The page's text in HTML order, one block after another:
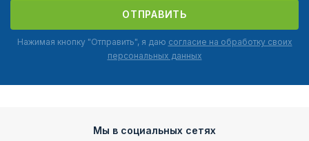
ОТПРАВИТЬ
Нажимая кнопку "Отправить", я даю согласие на обработку своих
персональных данных
Мы в социальных сетях